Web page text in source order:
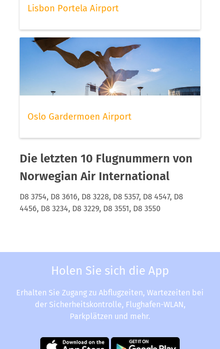
Lisbon Portela Airport
Oslo Gardermoen Airport
Die letzten 10 Flugnummern von
Norwegian Air International
D8 3754, D8 3616, D8 3228, D8 5357, D8 4547, D8
4456, D8 3234, D8 3229, D8 3551, D8 3550
Holen Sie sich die App
Erhalten Sie Zugang zu Abflugzeiten, Wartezeiten bei
der Sicherheitskontrolle, Flughafen-WLAN,
Parkplätzen und mehr.